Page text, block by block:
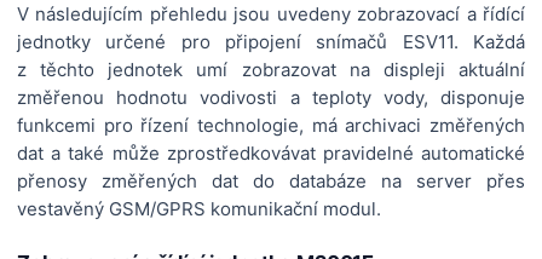
V následujícím přehledu jsou uvedeny zobrazovací a řídící
jednotky určené pro připojení snímačů ESV11. Každá
z těchto jednotek umí zobrazovat na displeji aktuální
změřenou hodnotu vodivosti a teploty vody, disponuje
funkcemi pro řízení technologie, má archivaci změřených
dat a také může zprostředkovávat pravidelné automatické
přenosy změřených dat do databáze na server přes
vestavěný GSM/GPRS komunikační modul.